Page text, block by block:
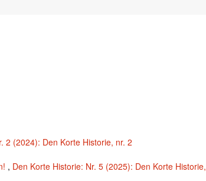
2 (2024): Den Korte Historie, nr. 2
, Den Korte Historie: Nr. 5 (2025): Den Korte